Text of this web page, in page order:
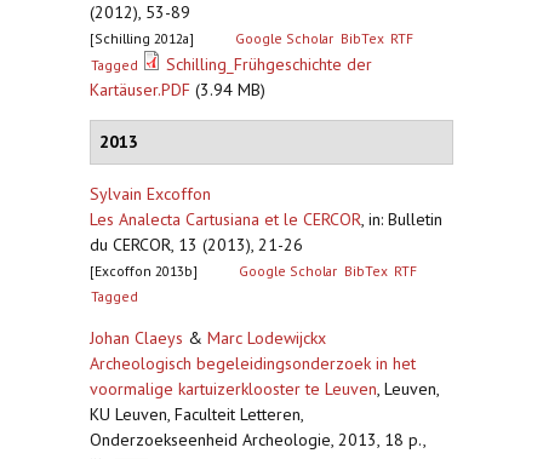
(2012), 53-89
[Schilling 2012a] Google Scholar BibTex RTF
Tagged
Schilling_Frühgeschichte der
Kartäuser.PDF (3.94 MB)
2013
Sylvain Excoffon
Les Analecta Cartusiana et le CERCOR, in: Bulletin
du CERCOR, 13 (2013), 21-26
[Excoffon 2013b] Google Scholar BibTex RTF
Tagged
Johan Claeys & Marc Lodewijckx
Archeologisch begeleidingsonderzoek in het
voormalige kartuizerklooster te Leuven, Leuven,
KU Leuven, Faculteit Letteren,
Onderzoekseenheid Archeologie, 2013, 18 p.,